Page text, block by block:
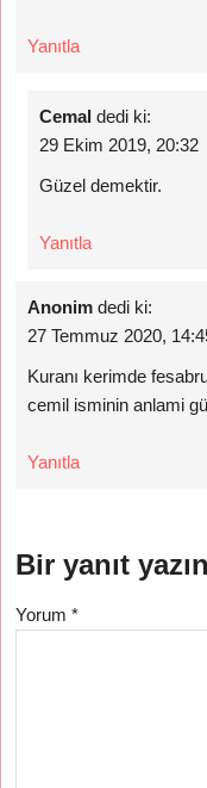
Yanıtla
Cemal dedi ki:
29 Ekim 2019, 20:32
Güzel demektir.
Yanıtla
Anonim dedi ki:
27 Temmuz 2020,
Kuranı kerimde
cemil isminin anlami
Yanıtla
Bir yanıt yazın
Yorum*